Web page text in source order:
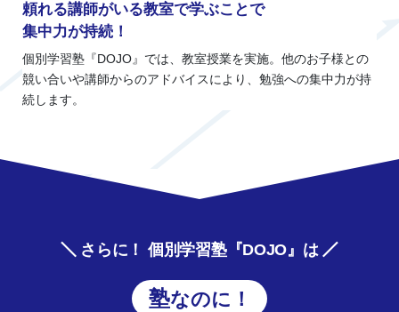
頼れる講師がいる教室で学ぶことで
集中力が持続！
個別学習塾『DOJO』では、教室授業を実施。他のお子様との
競い合いや講師からのアドバイスにより、勉強への集中力が持
続します。
さらに！ 個別学習塾『DOJO』は
塾なのに！